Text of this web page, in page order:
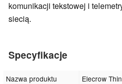
komunikacji tekstowej i
siecią.
Specyfikacje
Nazwa produktu
Elecrow